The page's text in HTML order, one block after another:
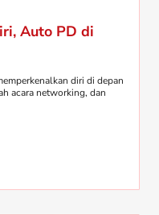
Auto PD di
diri di depan
acara networking, dan